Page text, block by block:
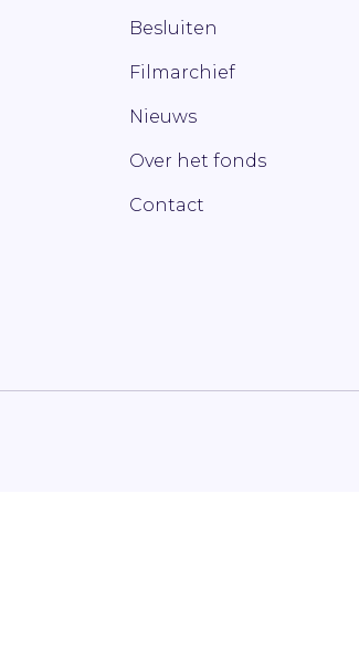
Besluiten
Filmarchief
Nieuws
Over het fonds
Contact